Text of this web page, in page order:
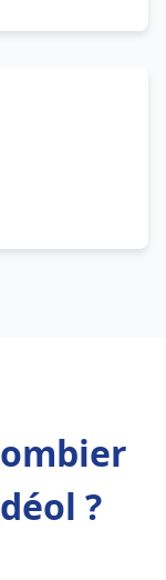
?